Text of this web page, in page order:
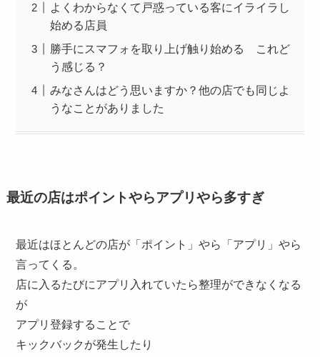
よくわからなくて戸惑っている客にイライラし
始める店員
勝手にスマフォを取り上げ触り始める これど
う感じる？
みなさんはどう思いますか？他の店でも同じよ
うなことがありました
最近の店はポイントやらアプリやら多すぎ
最近はほとんどの店が「ポイント」やら「アプリ」やら
言ってくる。
店に入るたびにアプリ入れていたら整理ができなくなる
が
アプリ登録することで
キックバックが発生したり